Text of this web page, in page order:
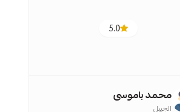
جودة وصلابة ومتانة .. قريبا لي
أم أماسي
مكة المكرمة